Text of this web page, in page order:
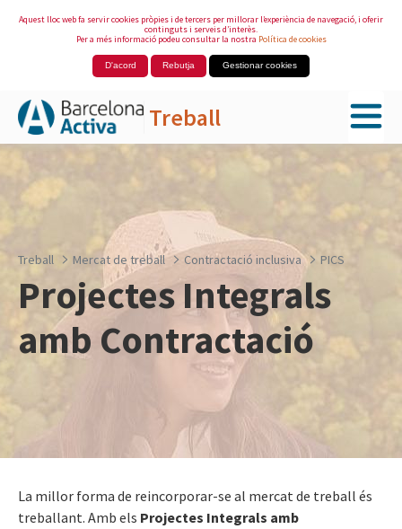
Aquest lloc web fa servir cookies pròpies i de tercers per millorar l’experiència de navegació, i oferir
continguts i serveis d’interès.
Per a més informació podeu consultar la nostra Política de cookies
D'acord Rebutja Gestionar cookies
Treball
Salta al contingut principal
Treball Mercat de treball Contractació inclusiva PICS
Projectes Integrals
amb Contractació
La millor forma de reincorporar-se al mercat de treball és
treballant. Amb els Projectes Integrals amb